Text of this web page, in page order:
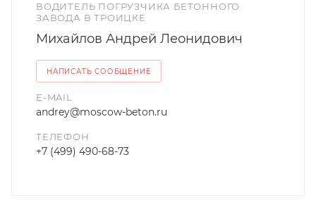
ВОДИТЕЛЬ ПОГРУЗЧИКА БЕТОННОГО
ЗАВОДА В ТРОИЦКЕ
Михайлов Андрей Леонидович
НАПИСАТЬ СООБЩЕНИЕ
E-MAIL
andrey@moscow-beton.ru
ТЕЛЕФОН
+7 (499) 490-68-73